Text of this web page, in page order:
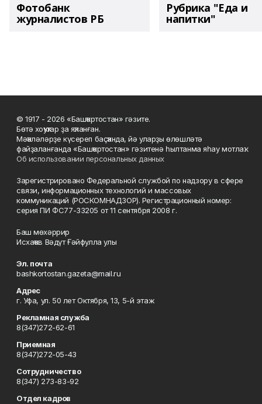
Фотобанк
журналистов РБ
Рубрика "Еда и
напитки"
© 1917 - 2026 «Башҡортостан» гәзите.
Бөтә хоҡуҡтар ҙа яҡланған.
Мәҡәләләрҙе күсереп баҫҡанда, йә уларҙы өлөшләтә
файҙаланғанда «Башҡортостан» гәзитенә һылтанма яһау мотлаҡ.
Об использовании персональных данных
Зарегистрировано Федеральной службой по надзору в сфере
связи, информационных технологий и массовых
коммуникаций (РОСКОМНАДЗОР). Регистрационный номер:
серия ПИ ФС77-33205 от 11 сентября 2008 г.
Баш мөхәррир
Исхаҡов Вәдүт Ғәйфулла улы
Эл. почта
bashkortostan.gazeta@mail.ru
Адрес
г. Уфа, ул. 50 лет Октября, 13, 5-й этаж
Рекламная служба
8(347)272-62-61
Приемная
8(347)272-05-43
Сотрудничество
8(347) 273-83-92
Отдел кадров